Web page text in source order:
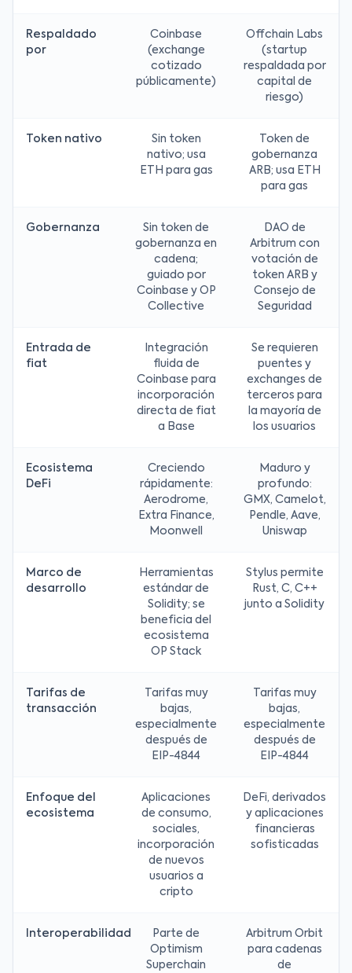
Respaldado
por
Coinbase
(exchange
cotizado
públicamente)
Offchain Labs
(startup
respaldada por
capital de
riesgo)
Token nativo
Sin token
nativo; usa
ETH para gas
Token de
gobernanza
ARB; usa ETH
para gas
Gobernanza
Sin token de
gobernanza en
cadena;
guiado por
Coinbase y OP
Collective
DAO de
Arbitrum con
votación de
token ARB y
Consejo de
Seguridad
Entrada de
fiat
Integración
fluida de
Coinbase para
incorporación
directa de fiat
a Base
Se requieren
puentes y
exchanges de
terceros para
la mayoría de
los usuarios
Ecosistema
DeFi
Creciendo
rápidamente:
Aerodrome,
Extra Finance,
Moonwell
Maduro y
profundo:
GMX, Camelot,
Pendle, Aave,
Uniswap
Marco de
desarrollo
Herramientas
estándar de
Solidity; se
beneficia del
ecosistema
OP Stack
Stylus permite
Rust, C, C++
junto a Solidity
Tarifas de
transacción
Tarifas muy
bajas,
especialmente
después de
EIP-4844
Tarifas muy
bajas,
especialmente
después de
EIP-4844
Enfoque del
ecosistema
Aplicaciones
de consumo,
sociales,
incorporación
de nuevos
usuarios a
cripto
DeFi, derivados
y aplicaciones
financieras
sofisticadas
Interoperabilidad
Parte de
Optimism
Superchain
Arbitrum Orbit
para cadenas
de